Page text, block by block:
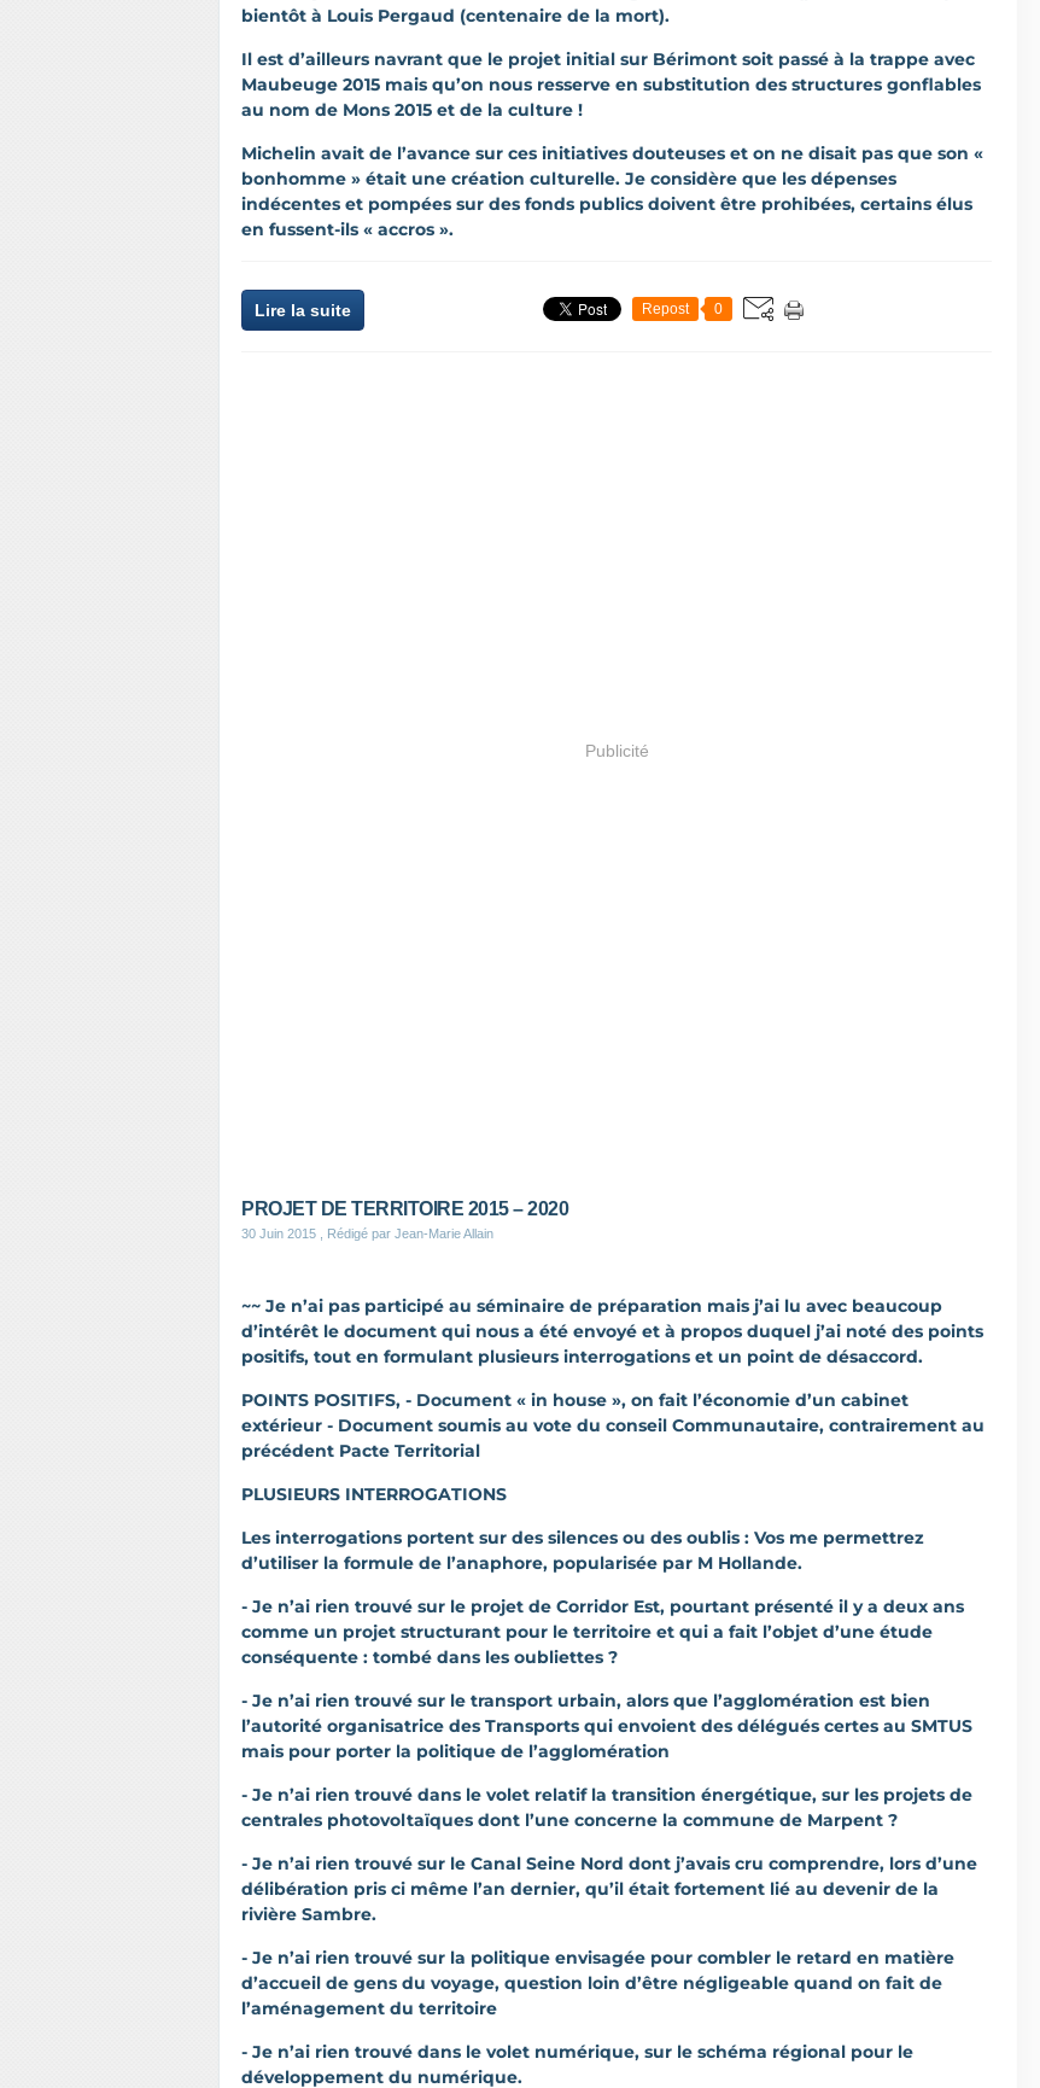
bientôt à Louis Pergaud (centenaire de la mort).
Il est d’ailleurs navrant que le projet initial sur Bérimont soit passé à la trappe avec
Maubeuge 2015 mais qu’on nous resserve en substitution des structures gonflables
au nom de Mons 2015 et de la culture !
Michelin avait de l’avance sur ces initiatives douteuses et on ne disait pas que son «
bonhomme » était une création culturelle. Je considère que les dépenses
indécentes et pompées sur des fonds publics doivent être prohibées, certains élus
en fussent-ils « accros ».
Lire la suite Repost 0
Publicité
PROJET DE TERRITOIRE 2015 – 2020
30 Juin 2015 , Rédigé par Jean-Marie Allain
~~ Je n’ai pas participé au séminaire de préparation mais j’ai lu avec beaucoup
d’intérêt le document qui nous a été envoyé et à propos duquel j’ai noté des points
positifs, tout en formulant plusieurs interrogations et un point de désaccord.
POINTS POSITIFS, - Document « in house », on fait l’économie d’un cabinet
extérieur - Document soumis au vote du conseil Communautaire, contrairement au
précédent Pacte Territorial
PLUSIEURS INTERROGATIONS
Les interrogations portent sur des silences ou des oublis : Vos me permettrez
d’utiliser la formule de l’anaphore, popularisée par M Hollande.
- Je n’ai rien trouvé sur le projet de Corridor Est, pourtant présenté il y a deux ans
comme un projet structurant pour le territoire et qui a fait l’objet d’une étude
conséquente : tombé dans les oubliettes ?
- Je n’ai rien trouvé sur le transport urbain, alors que l’agglomération est bien
l’autorité organisatrice des Transports qui envoient des délégués certes au SMTUS
mais pour porter la politique de l’agglomération
- Je n’ai rien trouvé dans le volet relatif la transition énergétique, sur les projets de
centrales photovoltaïques dont l’une concerne la commune de Marpent ?
- Je n’ai rien trouvé sur le Canal Seine Nord dont j’avais cru comprendre, lors d’une
délibération pris ci même l’an dernier, qu’il était fortement lié au devenir de la
rivière Sambre.
- Je n’ai rien trouvé sur la politique envisagée pour combler le retard en matière
d’accueil de gens du voyage, question loin d’être négligeable quand on fait de
l’aménagement du territoire
- Je n’ai rien trouvé dans le volet numérique, sur le schéma régional pour le
développement du numérique.